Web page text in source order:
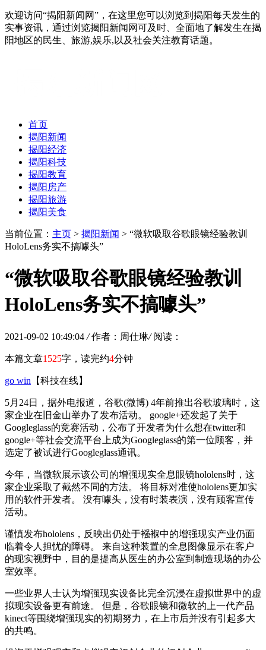
欢迎访问“揭阳新闻网”，在这里您可以浏览到揭阳每天发生的
实事资讯，通过浏览揭阳新闻网可及时、全面地了解发生在揭
阳地区的民生、旅游,娱乐,以及社会关注教育话题。
首页
揭阳新闻
揭阳经济
揭阳科技
揭阳教育
揭阳房产
揭阳旅游
揭阳美食
当前位置： 主页 > 揭阳新闻 > “微软吸取谷歌眼镜经验教训
HoloLens务实不搞噱头”
“微软吸取谷歌眼镜经验教训
HoloLens务实不搞噱头”
2021-09-02 10:49:04 / 作者：周仕琳/ 阅读：
本篇文章1525字，读完约4分钟
go win 【科技在线】
5月24日，据外电报道，谷歌(微博) 4年前推出谷歌玻璃时，这
家企业在旧金山举办了发布活动。 google+还发起了关于
Googleglass的竞赛活动，公布了开发者为什么想在twitter和
google+等社会交流平台上成为Googleglass的第一位顾客，并
选定了被试进行Googleglass通讯。
今年，当微软展示该公司的增强现实全息眼镜hololens时，这
家企业采取了截然不同的方法。 将目标对准使hololens更加实
用的软件开发者。 没有噱头，没有时装表演，没有顾客宣传
活动。
谨慎发布hololens，反映出仍处于襁褓中的增强现实产业仍面
临着令人担忧的障碍。 来自这种装置的全息图像显示在客户
的现实视野中，目的是提高从医生的办公室到制造现场的办公
室效率。
一些业界人士认为增强现实设备比完全沉浸在虚拟世界中的虚
拟现实设备更有前途。 但是，谷歌眼镜和微软的上一代产品
kinect等围绕增强现实的初期努力，在上市后并没有引起多大
的共鸣。